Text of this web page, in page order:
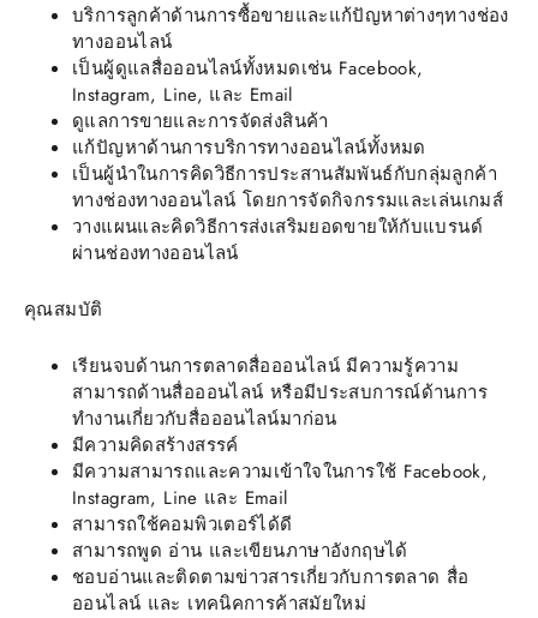
บริการลูกค้าด้านการซื้อขายและแก้ปัญหาต่างๆทางช่อง
ทางออนไลน์
เป็นผู้ดูแลสื่อออนไลน์ทั้งหมดเช่น Facebook,
Instagram, Line, และ Email
ดูแลการขายและการจัดส่งสินค้า
แก้ปัญหาด้านการบริการทางออนไลน์ทั้งหมด
เป็นผู้นำในการคิดวิธีการประสานสัมพันธ์กับกลุ่มลูกค้า
ทางช่องทางออนไลน์ โดยการจัดกิจกรรมและเล่นเกมส์
วางแผนและคิดวิธีการส่งเสริมยอดขายให้กับแบรนด์
ผ่านช่องทางออนไลน์
คุณสมบัติ
เรียนจบด้านการตลาดสื่อออนไลน์ มีความรู้ความ
สามารถด้านสื่อออนไลน์ หรือมีประสบการณ์ด้านการ
ทำงานเกี่ยวกับสื่อออนไลน์มาก่อน
มีความคิดสร้างสรรค์
มีความสามารถและความเข้าใจในการใช้ Facebook,
Instagram, Line และ Email
สามารถใช้คอมพิวเตอร์ได้ดี
สามารถพูด อ่าน และเขียนภาษาอังกฤษได้
ชอบอ่านและติดตามข่าวสารเกี่ยวกับการตลาด สื่อ
ออนไลน์ และ เทคนิคการค้าสมัยใหม่